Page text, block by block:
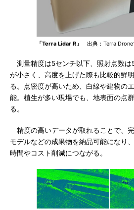
「Terra Lidar R」 出典：Terra Drone
測量精度は5センチ以下、照射点数は
が小さく、高度を上げた際も比較的鮮
る。点密度が高いため、白線や建物の
能。植生が多い現場でも、地表面の点
る。
精度の高いデータが取れることで、
モデルなどの成果物を納品可能になり
時間やコスト削減につながる。